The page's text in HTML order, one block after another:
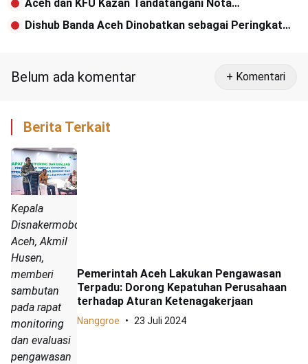
Aceh dan KFU Kazan Tandatangani Nota
Kesepahaman Kerja Sama
Dishub Banda Aceh Dinobatkan sebagai Peringkat
Belum ada komentar + Komentari
Berita Terkait
Kepala
Disnakermobduk
Aceh, Akmil
Husen,
memberi
sambutan
pada rapat
monitoring
dan evaluasi
pengawasan
Pemerintah Aceh Lakukan Pengawasan
Terpadu: Dorong Kepatuhan Perusahaan
terhadap Aturan Ketenagakerjaan
Nanggroe 23 Juli 2024